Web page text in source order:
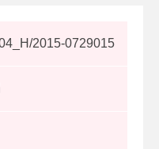
2015-0729015